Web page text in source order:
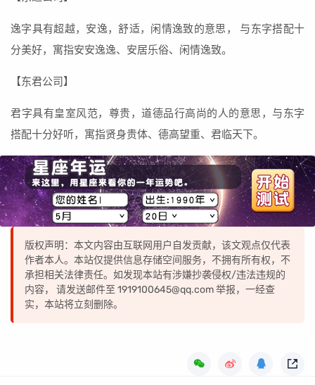
逸字具有超越，安逸，舒适，闲情逸致的意思， 与东字搭配十
分美好，寓指安安逸逸、安居乐俗、闲情逸致。
【东君公司】
君字具有皇室风范，尊贵，道德品行高尚的人的意思，与东字
搭配十分好听，寓指贤身贵体、德高望重、君临天下。
版权声明：本文内容由互联网用户自发贡献，该文观点仅代表
作者本人。本站仅提供信息存储空间服务，不拥有所有权，不
承担相关法律责任。如发现本站有涉嫌抄袭侵权/违法违规的
内容， 请发送邮件至 1919100645@qq.com 举报，一经查
实，本站将立刻删除。